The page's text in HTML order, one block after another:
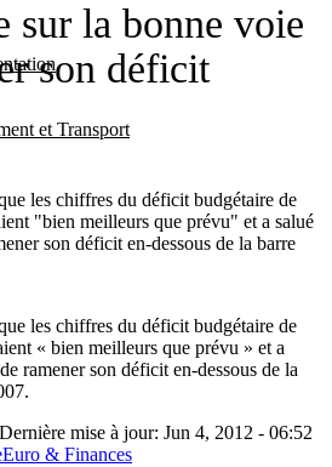
et Transport
sur la bonne voie
son déficit
les chiffres du déficit budgétaire de
"bien meilleurs que prévu" et a salué
son déficit en-dessous de la barre
les chiffres du déficit budgétaire de
« bien meilleurs que prévu » et a
ramener son déficit en-dessous de la
Dernière mise à jour: Jun 4, 2012 - 06:52
Euro & Finances